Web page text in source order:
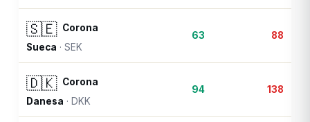
🇸🇪 Corona
Sueca ·SEK
63 88
🇩🇰 Corona
Danesa · DKK
94 138